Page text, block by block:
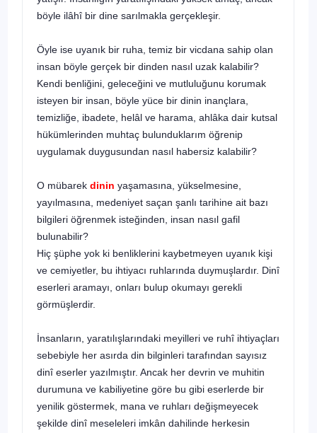
böyle ilâhî bir dine sarılmakla gerçekleşir.
Öyle ise uyanık bir ruha, temiz bir vicdana sahip olan
insan böyle gerçek bir dinden nasıl uzak kalabilir?
Kendi benliğini, geleceğini ve mutluluğunu korumak
isteyen bir insan, böyle yüce bir dinin inançla­ra,
temizliğe, ibadete, helâl ve harama, ahlâka dair kutsal
hükümlerin­den muhtaç bulunduklarım öğrenip
uygulamak duygusundan nasıl habersiz kalabilir?
O mübarek dinin yaşamasına, yükselmesine,
yayılmasına, mede­niyet saçan şanlı tarihine ait bazı
bilgileri öğrenmek isteğinden, insan nasıl gafil
bulunabilir?
Hiç şüphe yok ki benliklerini kaybetmeyen uyanık kişi
ve cemiyet­ler, bu ihtiyacı ruhlarında duymuşlardır. Dinî
eserleri aramayı, onları bulup okumayı gerekli
görmüşlerdir.
İnsanların, yaratılışlarındaki meyilleri ve ruhî ihtiyaçları
sebebiy­le her asırda din bilginleri tarafından sayısız
dinî eserler yazılmıştır. Ancak her devrin ve muhitin
durumuna ve kabiliyetine göre bu gibi eserlerde bir
yenilik göstermek, mana ve ruhları değişmeyecek
şekil­de dinî meseleleri imkân dahilinde herkesin